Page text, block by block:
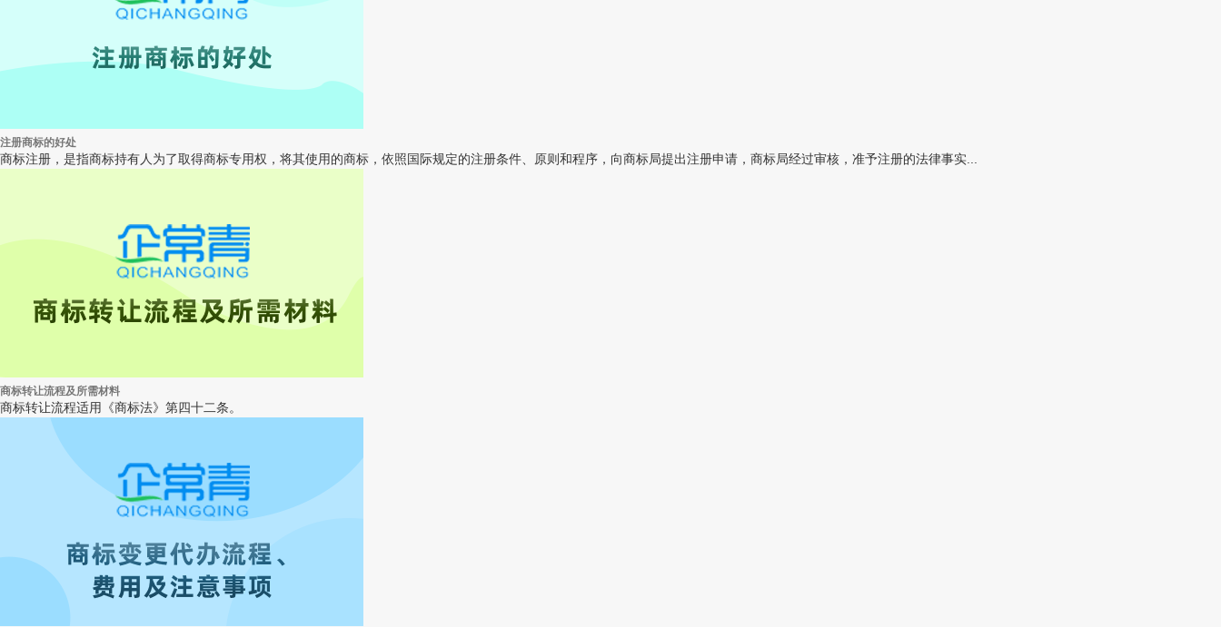
注册商标的好处
商标注册，是指商标持有人为了取得商标专用权，将其使用的商标，依照国际规定的注册条件、原则和程序，向商标局提出注册申请，商标局经过审核，准予注册的法律事实...
商标转让流程及所需材料
商标转让流程适用《商标法》第四十二条。